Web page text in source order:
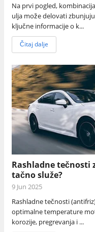
Na prvi pogled,
ulja može delovati
ključne informacije o k...
Čitaj dalje
Rashladne tečnosti
tačno služe?
9 Jun 2025
Rashladne tečnosti
optimalne temperature
korozije, pregrevanja i ...